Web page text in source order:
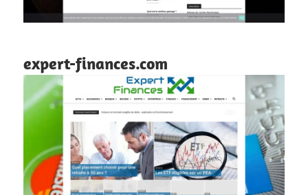
expert-finances.com